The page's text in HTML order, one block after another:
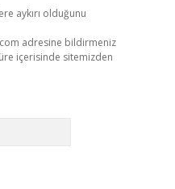
aykırı olduğunu
adresine bildirmeniz
içerisinde sitemizden